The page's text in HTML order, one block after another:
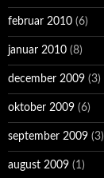
februar 2010 (6)
januar 2010 (8)
december 2009 (3)
oktober 2009 (6)
september 2009 (3)
august 2009 (1)